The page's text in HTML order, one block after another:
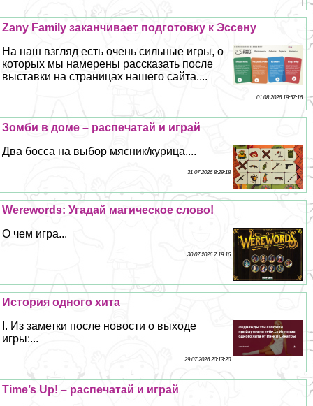
Zany Family заканчивает подготовку к Эссену
На наш взгляд есть очень сильные игры, о
которых мы намерены рассказать после
выставки на страницах нашего сайта....
01 08 2026 19:57:16
Зомби в доме – распечатай и играй
Два босса на выбор мясник/курица....
31 07 2026 8:29:18
Werewords: Угадай магическое слово!
О чем игра...
30 07 2026 7:19:16
История одного хита
I. Из заметки после новости о выходе
игры:...
29 07 2026 20:13:20
Time’s Up! – распечатай и играй